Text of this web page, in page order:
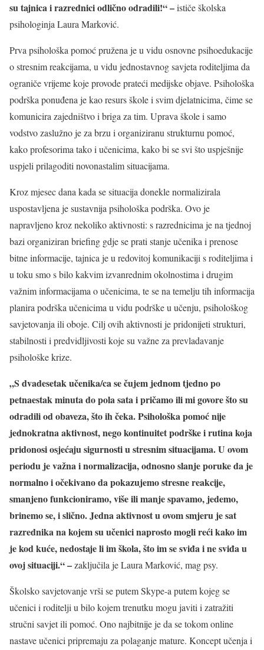
su tajnica i razrednici odlično odradili!“ –ističe školska
psihologinja Laura Marković.
Prva psihološka pomoć pružena je u vidu osnovne psihoedukacije
o stresnim reakcijama, u vidu jednostavnog savjeta roditeljima da
ograniče vrijeme koje provode prateći medijske objave. Psihološka
podrška ponuđena je kao resurs škole i svim djelatnicima, čime se
komunicira zajedništvo i briga za tim. Uprava škole i samo
vodstvo zaslužno je za brzu i organiziranu strukturnu pomoć,
kako profesorima tako i učenicima, kako bi se svi što uspješnije
uspjeli prilagoditi novonastalim situacijama.
Kroz mjesec dana kada se situacija donekle normalizirala
uspostavljena je sustavnija psihološka podrška. Ovo je
napravljeno kroz nekoliko aktivnosti: s razrednicima je na tjednoj
bazi organiziran briefing gdje se prati stanje učenika i prenose
bitne informacije, tajnica je u redovitoj komunikaciji s roditeljima i
u toku smo s bilo kakvim izvanrednim okolnostima i drugim
važnim informacijama o učenicima, te se na temelju tih informacija
planira podrška učenicima u vidu podrške u učenju, psihološkog
savjetovanja ili oboje. Cilj ovih aktivnosti je pridonijeti strukturi,
stabilnosti i predvidljivosti koje su važne za prevladavanje
psihološke krize.
„S dvadesetak učenika/ca se čujem jednom tjedno po
petnaestak minuta do pola sata i pričamo ili mi govore što su
odradili od obaveza, što ih čeka. Psihološka pomoć nije
jednokratna aktivnost, nego kontinuitet podrške i rutina koja
pridonosi osjećaju sigurnosti u stresnim situacijama. U ovom
periodu je važna i normalizacija, odnosno slanje poruke da je
normalno i očekivano da pokazujemo stresne reakcije,
smanjeno funkcioniramo, više ili manje spavamo, jedemo,
brinemo se, i slično. Jedna aktivnost u ovom smjeru je sat
razrednika na kojem su učenici naprosto mogli reći kako im
je kod kuće, nedostaje li im škola, što im se sviđa i ne sviđa u
ovoj situaciji.“ –zaključila je Laura Marković, mag psy.
Školsko savjetovanje vrši se putem Skype-a putem kojeg se
učenici i roditelji u bilo kojem trenutku mogu javiti i zatražiti
stručni savjet ili pomoć. Ono najbitnije je da se tokom online
nastave učenici pripremaju za polaganje mature. Koncept učenja i